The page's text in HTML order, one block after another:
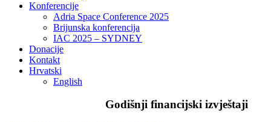
Konferencije
Adria Space Conference 2025
Brijunska konferencija
IAC 2025 – SYDNEY
Donacije
Kontakt
Hrvatski
English
Godišnji financijski izvještaji